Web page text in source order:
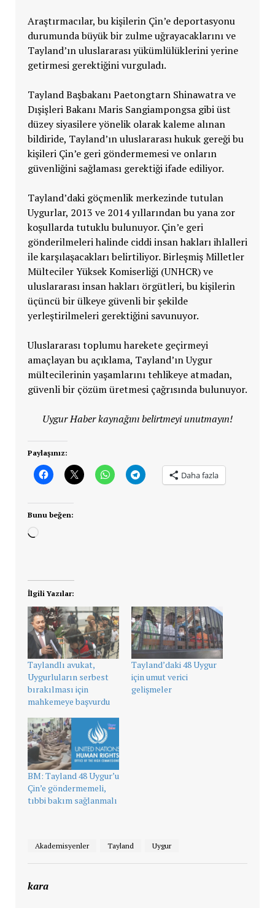
Araştırmacılar, bu kişilerin Çin’e deportasyonu
durumunda büyük bir zulme uğrayacaklarını ve
Tayland’ın uluslararası yükümlülüklerini yerine
getirmesi gerektiğini vurguladı.
Tayland Başbakanı Paetongtarn Shinawatra ve
Dışişleri Bakanı Maris Sangiampongsa gibi üst
düzey siyasilere yönelik olarak kaleme alınan
bildiride, Tayland’ın uluslararası hukuk gereği bu
kişileri Çin’e geri göndermemesi ve onların
güvenliğini sağlaması gerektiği ifade ediliyor.
Tayland’daki göçmenlik merkezinde tutulan
Uygurlar, 2013 ve 2014 yıllarından bu yana zor
koşullarda tutuklu bulunuyor. Çin’e geri
gönderilmeleri halinde ciddi insan hakları ihlalleri
ile karşılaşacakları belirtiliyor. Birleşmiş Milletler
Mülteciler Yüksek Komiserliği (UNHCR) ve
uluslararası insan hakları örgütleri, bu kişilerin
üçüncü bir ülkeye güvenli bir şekilde
yerleştirilmeleri gerektiğini savunuyor.
Uluslararası toplumu harekete geçirmeyi
amaçlayan bu açıklama, Tayland’ın Uygur
mültecilerinin yaşamlarını tehlikeye atmadan,
güvenli bir çözüm üretmesi çağrısında bulunuyor.
Uygur Haber kaynağını belirtmeyi unutmayın!
Paylaşınız:
Daha fazla
Bunu beğen:
Yükleniyor...
İlgili Yazılar:
Taylandlı avukat,
Uygurluların serbest
bırakılması için
mahkemeye başvurdu
Tayland’daki 48 Uygur
için umut verici
gelişmeler
BM: Tayland 48 Uygur’u
Çin’e göndermemeli,
tıbbi bakım sağlanmalı
Akademisyenler Tayland Uygur
kara